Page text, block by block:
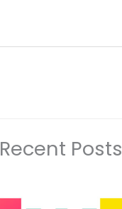
Recent Posts